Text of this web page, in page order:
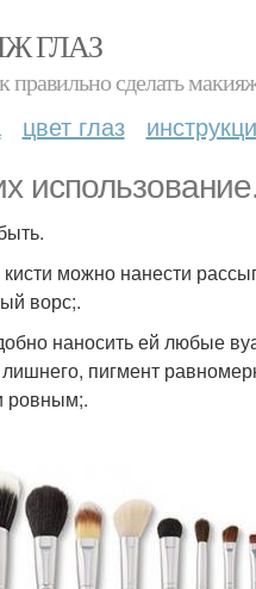
ГЛАЗ
сделать
цвет глаз
можно нанести
ворс;.
наносить ей любые
пигмент
ровным;.